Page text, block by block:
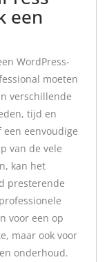
een
WordPress-
moeten
verschillende
tijd en
eenvoudige
van de vele
kan het
presterende
voor een op
maar ook voor
onderhoud.